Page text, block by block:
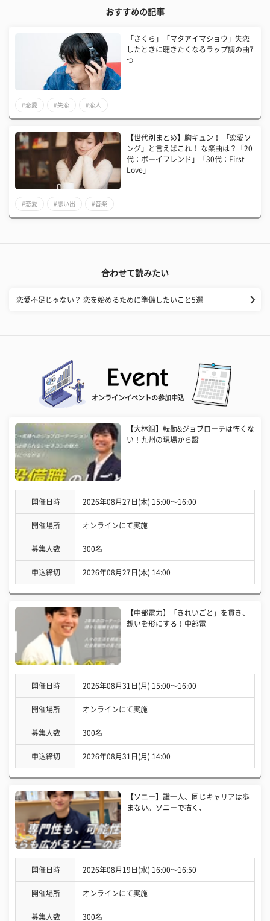
おすすめの記事
「さくら」「マタアイマショウ」失恋
したときに聴きたくなるラップ調の曲7
つ
#恋愛 #失恋 #恋人
【世代別まとめ】胸キュン！ 「恋愛ソ
ング」と言えばこれ！ な楽曲は？「20
代：ボーイフレンド」「30代：First
Love」
#恋愛 #思い出 #音楽
合わせて読みたい
恋愛不足じゃない？ 恋を始めるために準備したいこと5選
オンラインイベントの参加申込
【大林組】転勤&ジョブローテは怖くな
い！九州の現場から設
開催日時 2026年08月27日(木) 15:00〜16:00
開催場所 オンラインにて実施
募集人数 300名
申込締切 2026年08月27日(木) 14:00
【中部電力】「きれいごと」を貫き、
想いを形にする！中部電
開催日時 2026年08月31日(月) 15:00〜16:00
開催場所 オンラインにて実施
募集人数 300名
申込締切 2026年08月31日(月) 14:00
【ソニー】誰一人、同じキャリアは歩
まない。ソニーで描く、
開催日時 2026年08月19日(水) 16:00〜16:50
開催場所 オンラインにて実施
募集人数 300名